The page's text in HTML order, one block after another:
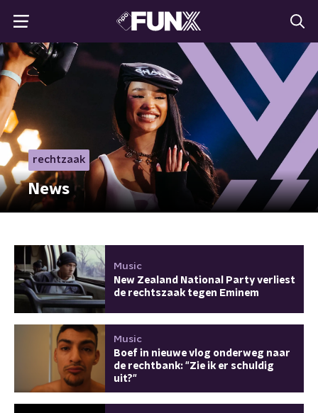
rechtzaak
News
Music
New Zealand National Party verliest
de rechtszaak tegen Eminem
Music
Boef in nieuwe vlog onderweg naar
de rechtbank: "Zie ik er schuldig
uit?"